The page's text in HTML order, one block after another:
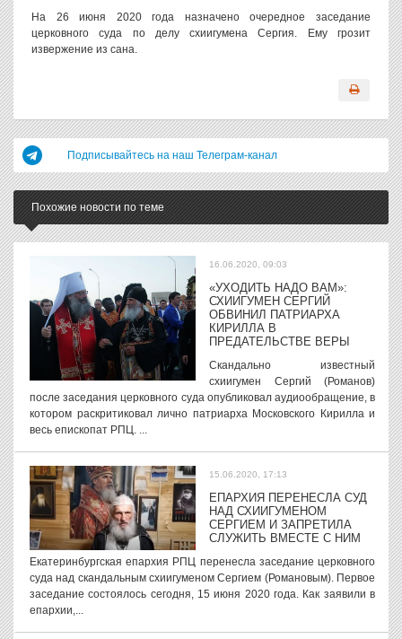
На 26 июня 2020 года назначено очередное заседание
церковного суда по делу схиигумена Сергия. Ему грозит
извержение из сана.
Подписывайтесь на наш Телеграм-канал
Похожие новости по теме
16.06.2020, 09:03
«УХОДИТЬ НАДО ВАМ»:
СХИИГУМЕН СЕРГИЙ
ОБВИНИЛ ПАТРИАРХА
КИРИЛЛА В
ПРЕДАТЕЛЬСТВЕ ВЕРЫ
Скандально известный
схиигумен Сергий (Романов)
после заседания церковного суда опубликовал аудиообращение, в
котором раскритиковал лично патриарха Московского Кирилла и
весь епископат РПЦ. ...
15.06.2020, 17:13
ЕПАРХИЯ ПЕРЕНЕСЛА СУД
НАД СХИИГУМЕНОМ
СЕРГИЕМ И ЗАПРЕТИЛА
СЛУЖИТЬ ВМЕСТЕ С НИМ
Екатеринбургская епархия РПЦ перенесла заседание церковного
суда над скандальным схиигуменом Сергием (Романовым). Первое
заседание состоялось сегодня, 15 июня 2020 года. Как заявили в
епархии,...